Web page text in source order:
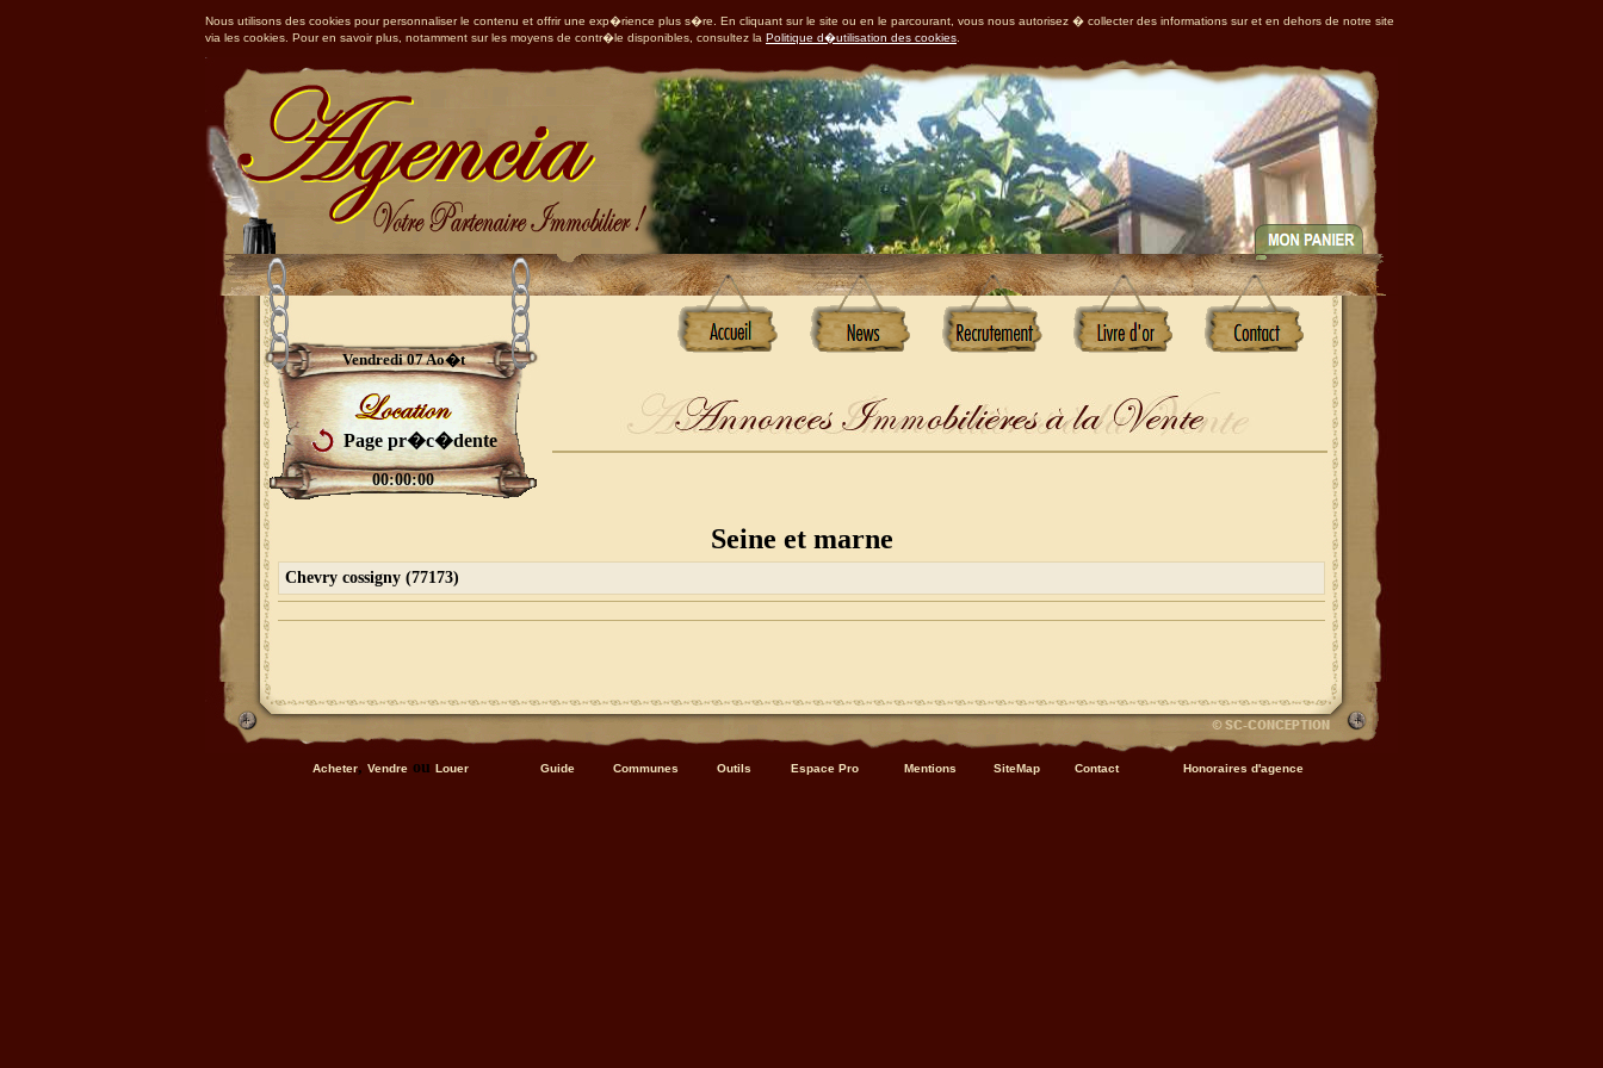
Nous utilisons des cookies pour personnaliser le contenu et offrir une exp�rience plus s�re. En cliquant sur le site ou en le parcourant, vous nous autorisez � collecter des informations sur et en dehors de notre site
via les cookies. Pour en savoir plus, notamment sur les moyens de contr�le disponibles, consultez la Politique d�utilisation des cookies
Vendredi 07 Ao�t
Page pr�c�dente
00:00:00
Seine et marne
Chevry cossigny (77173)
Acheter, Vendreou Louer Guide Communes Outils Espace Pro Mentions SiteMap Contact Honoraires d'agence